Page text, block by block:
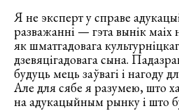
Я не эксперт у справе
разважанні — гэта вынік маіх
як шматгадовага
дзевяцігадовага сына.
будуць мець заўвагі і нагоду
Але для сябе я разумею, што
на адукацыйным рынку і што